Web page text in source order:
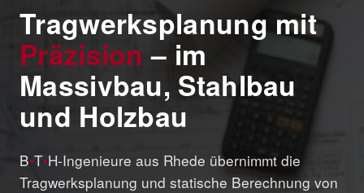
Tragwerksplanung mit
Präzision – im
Massivbau, Stahlbau
und Holzbau
B•T•H-Ingenieure aus Rhede übernimmt die
Tragwerksplanung und statische Berechnung von